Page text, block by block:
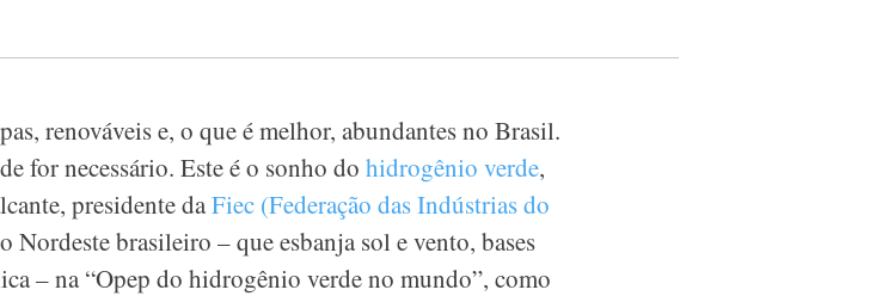
renováveis e, o que é melhor, abundantes no Brasil.
for necessário. Este é o sonho do hidrogênio verde,
presidente daFiec (Federação das Indústrias do
Nordeste brasileiro – que esbanja sol e vento, bases
– na “Opep do hidrogênio verde no mundo”, como